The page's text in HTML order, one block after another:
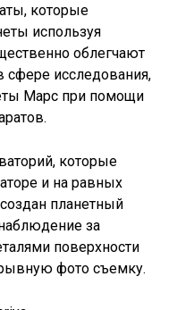
которые
используя
облегчают
сфере исследования,
Марс при помощи
которые
и на равных
планетный
за
поверхности
фото съемку.